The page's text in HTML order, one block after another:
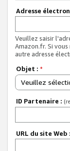
Adresse
Veuillez saisir
Amazon.fr. Si
autre adresse
Objet : *
Veuillez
ID Partenaire :
URL du site Web :